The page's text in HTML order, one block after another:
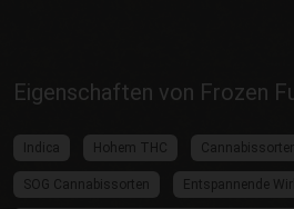
Eigenschaften von Frozen
Indica Hohem THC
SOG Cannabissorten Entspannende